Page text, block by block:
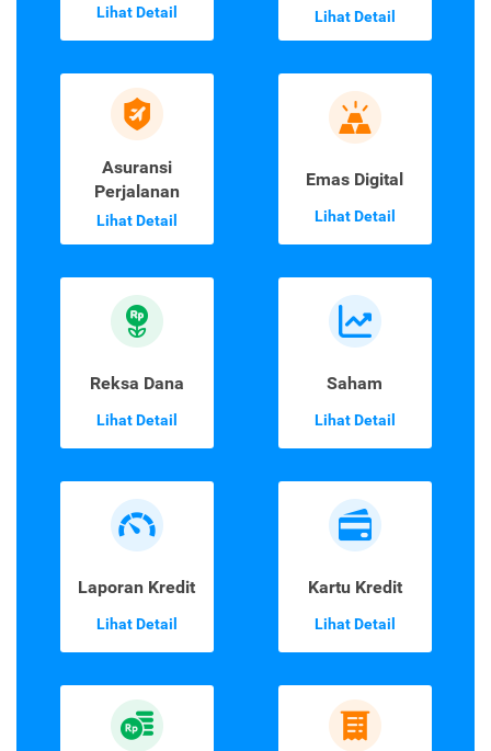
Lihat Detail Lihat Detail
Asuransi
Perjalanan
Lihat Detail
Emas Digital
Lihat Detail
Reksa Dana
Lihat Detail
Saham
Lihat Detail
Laporan Kredit
Lihat Detail
Kartu Kredit
Lihat Detail